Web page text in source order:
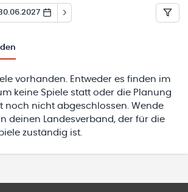
vorhanden. Entweder es finden im
keine Spiele statt oder die Planung
noch nicht abgeschlossen. Wende
deinen Landesverband, der für die
zuständig ist.